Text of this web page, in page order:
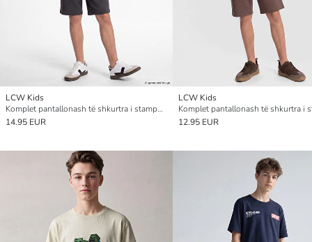
LCW Kids
Komplet pantallonash të shkurtra i stampuar për djem
14.95 EUR
LCW Kids
12.95 EUR